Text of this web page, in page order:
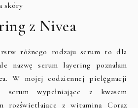
skóry
z Nivea
różnego rodzaju serum to dla
nazwę serum layering poznałam
W mojej codziennej pielęgnacji
serum wypełniające z kwasem
rozświetlające z witaminą Coraz